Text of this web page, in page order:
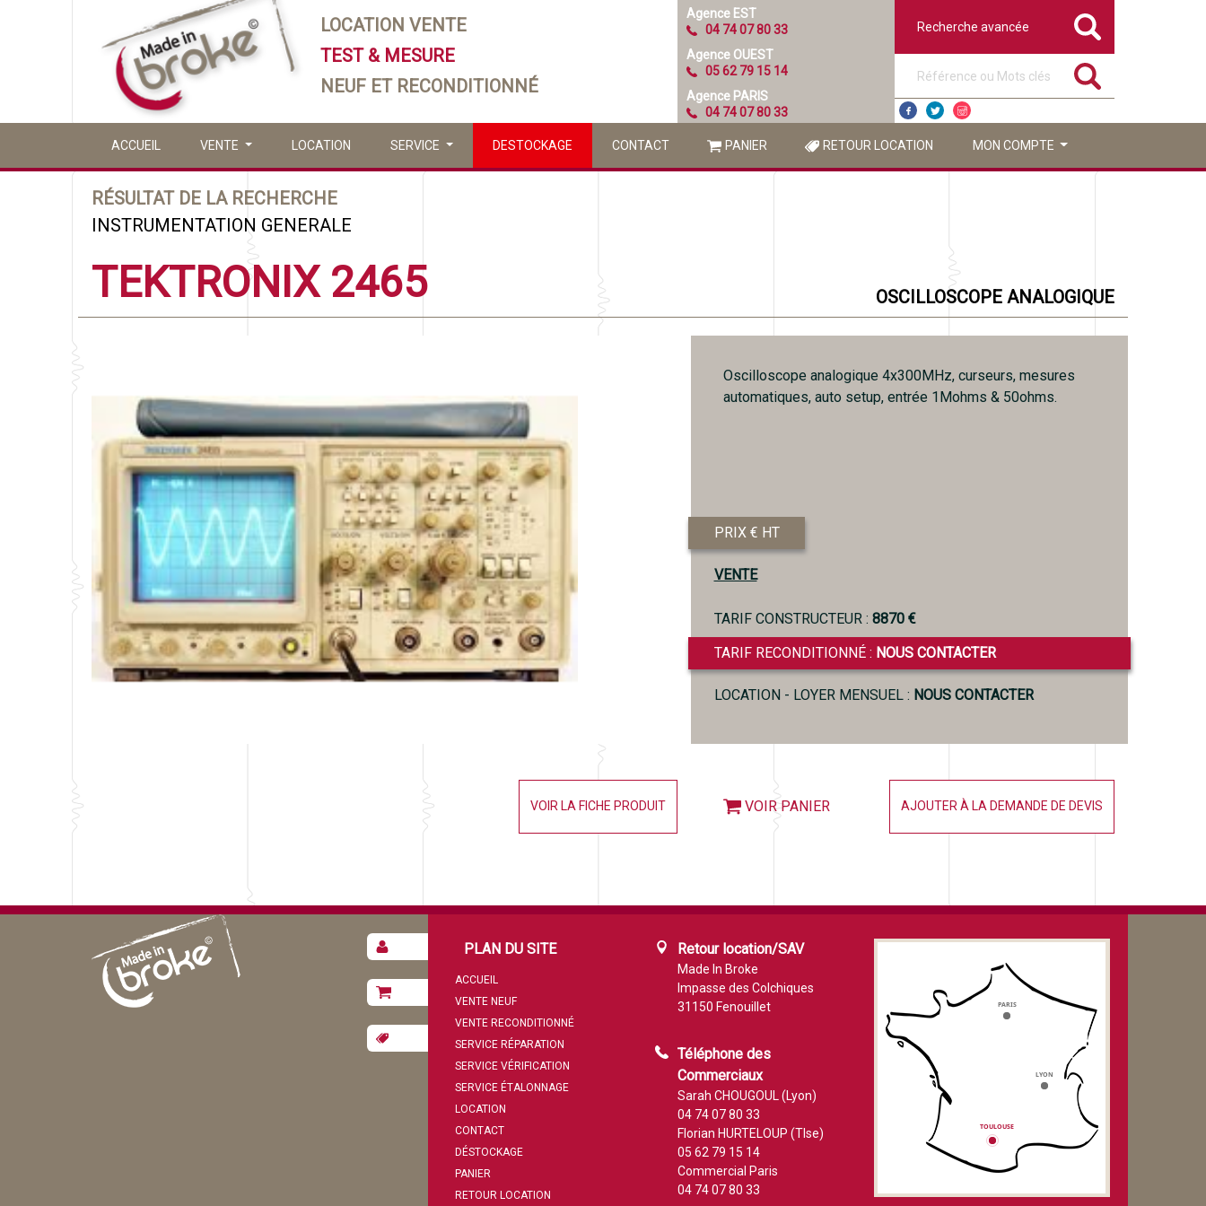
LOCATION VENTE
TEST & MESURE
NEUF ET RECONDITIONNÉ
Agence EST
04 74 07 80 33
Agence OUEST
05 62 79 15 14
Agence PARIS
04 74 07 80 33
Recherche avancée
ACCUEIL VENTE LOCATION SERVICE DESTOCKAGE CONTACT PANIER RETOUR LOCATION MON COMPTE
RÉSULTAT DE LA RECHERCHE
INSTRUMENTATION GENERALE
TEKTRONIX 2465 OSCILLOSCOPE ANALOGIQUE
Oscilloscope analogique 4x300MHz, curseurs, mesures
automatiques, auto setup, entrée 1Mohms & 50ohms.
PRIX € HT
VENTE
TARIF CONSTRUCTEUR : 8870 €
TARIF RECONDITIONNÉ : NOUS CONTACTER
LOCATION - LOYER MENSUEL : NOUS CONTACTER
VOIR LA FICHE PRODUIT VOIR PANIER AJOUTER À LA DEMANDE DE DEVIS
PLAN DU SITE
ACCUEIL
VENTE NEUF
VENTE RECONDITIONNÉ
SERVICE RÉPARATION
SERVICE VÉRIFICATION
SERVICE ÉTALONNAGE
LOCATION
CONTACT
DÉSTOCKAGE
PANIER
RETOUR LOCATION
Retour location/SAV
Made In Broke
Impasse des Colchiques
31150 Fenouillet
Téléphone des
Commerciaux
Sarah CHOUGOUL (Lyon)
04 74 07 80 33
Florian HURTELOUP (Tlse)
05 62 79 15 14
Commercial Paris
04 74 07 80 33